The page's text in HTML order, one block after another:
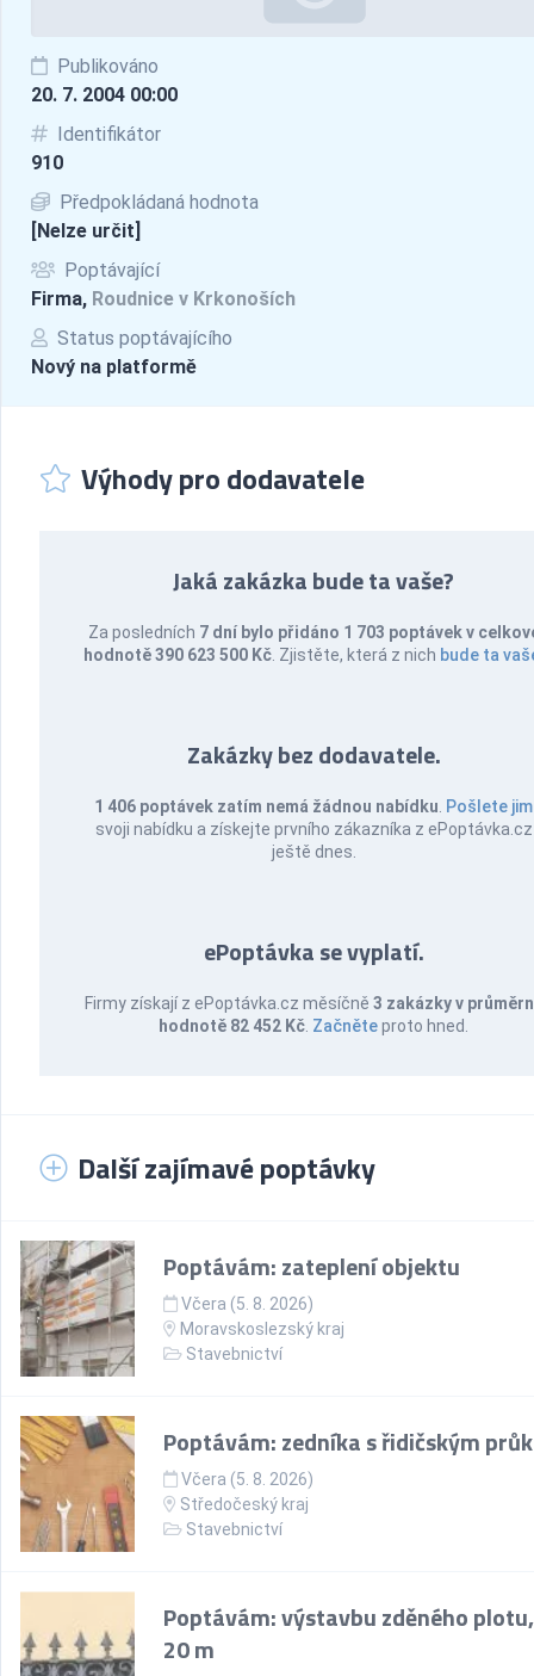
Publikováno
20. 7. 2004 00:00
Identifikátor
910
Předpokládaná hodnota
[Nelze určit]
Poptávající
Firma, Roudnice v Krkonoších
Status poptávajícího
Nový na platformě
Výhody pro dodavatele
Jaká zakázka bude ta vaše?
Za posledních 7 dní bylo přidáno 1 703 poptávek v
hodnotě 390 623 500 Kč . Zjistěte, která z nich bude ta
Zakázky bez dodavatele.
1 406 poptávek zatím nemá žádnou nabídku Pošlete jim
svoji nabídku a získejte prvního zákazníka z ePoptávka.cz
ještě dnes.
ePoptávka se vyplatí.
Firmy získají z ePoptávka.cz měsíčně 3 zakázky v
hodnotě 82 452 Kč Začněteproto hned.
Další zajímavé poptávky
Poptávám: zateplení objektu
Včera (5. 8. 2026)
Moravskoslezský kraj
Stavebnictví
Poptávám: zedníka s řidičským
Včera (5. 8. 2026)
Středočeský kraj
Stavebnictví
Poptávám: výstavbu zděného
20 m